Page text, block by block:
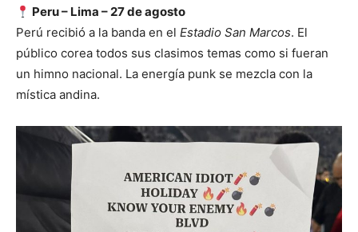
Peru – Lima – 27 de agosto
Perú recibió a la banda en el Estadio San Marcos. El
público corea todos sus clasimos temas como si fueran
un himno nacional. La energía punk se mezcla con la
mística andina.